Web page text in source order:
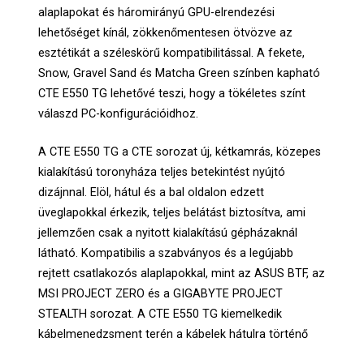
alaplapokat és háromirányú GPU-elrendezési
lehetőséget kínál, zökkenőmentesen ötvözve az
esztétikát a széleskörű kompatibilitással. A fekete,
Snow, Gravel Sand és Matcha Green színben kapható
CTE E550 TG lehetővé teszi, hogy a tökéletes színt
válaszd PC-konfigurációidhoz.
A CTE E550 TG a CTE sorozat új, kétkamrás, közepes
kialakítású toronyháza teljes betekintést nyújtó
dizájnnal. Elöl, hátul és a bal oldalon edzett
üveglapokkal érkezik, teljes belátást biztosítva, ami
jellemzően csak a nyitott kialakítású gépházaknál
látható. Kompatibilis a szabványos és a legújabb
rejtett csatlakozós alaplapokkal, mint az ASUS BTF, az
MSI PROJECT ZERO és a GIGABYTE PROJECT
STEALTH sorozat. A CTE E550 TG kiemelkedik
kábelmenedzsment terén a kábelek hátulra történő